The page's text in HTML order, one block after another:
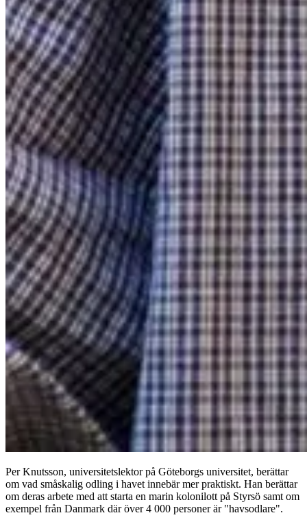
Per Knutsson, universitetslektor på Göteborgs universitet, berättar
om vad småskalig odling i havet innebär mer praktiskt. Han berättar
om deras arbete med att starta en marin kolonilott på Styrsö samt om
exempel från Danmark där över 4 000 personer är "havsodlare".